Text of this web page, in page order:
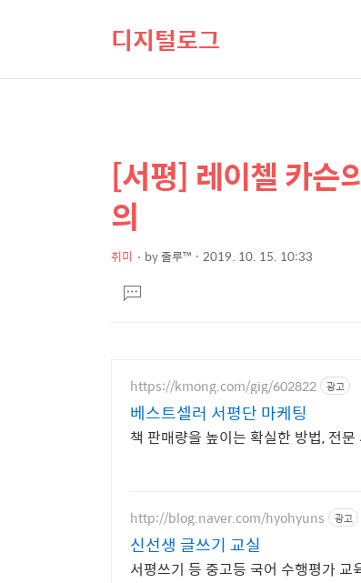
디지털로그
상
세
컨
텐
본
문
제
[서평] 레이첼 카슨
의
취미 by줄루™ 2019. 10. 15. 10:33
문댓
글
https://kmong.com/gig/602822 광고
베스트셀러 서평단 마케팅
책 판매량을 높이는 확실한 방법, 전문
http://blog.naver.com/hyohyuns 광고
신선생 글쓰기 교실
서평쓰기 등 중고등 국어 수행평가